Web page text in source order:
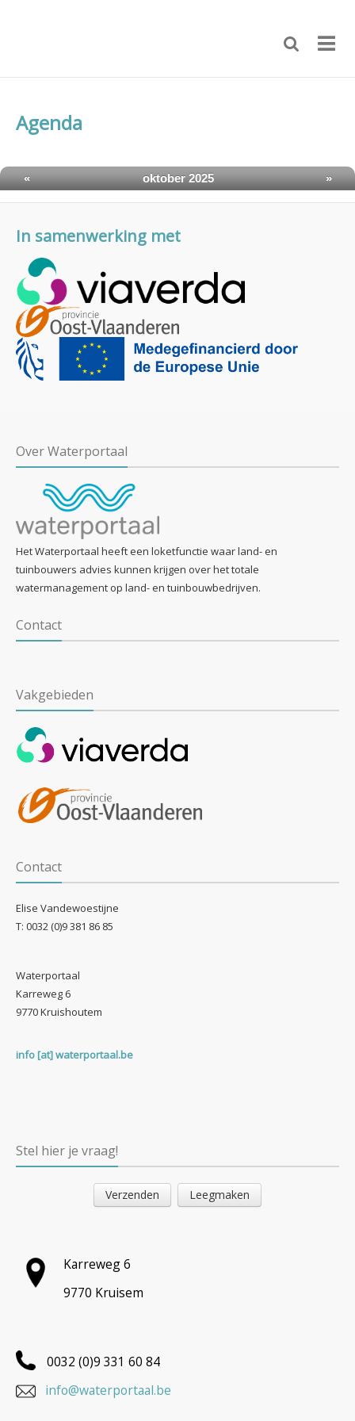
Agenda
« oktober 2025 »
In samenwerking met
Over Waterportaal
Het Waterportaal heeft een loketfunctie waar land- en
tuinbouwers advies kunnen krijgen over het totale
watermanagement op land- en tuinbouwbedrijven.
Contact
Vakgebieden
Contact
Elise Vandewoestijne
T: 0032 (0)9381 86 85
Waterportaal
Karreweg 6
9770 Kruishoutem
info [at] waterportaal.be
Stel hier je vraag!
Karreweg 6
9770 Kruisem
0032 (0)9 331 60 84
info@waterportaal.be